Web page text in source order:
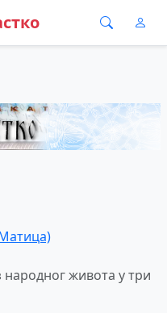
народног живота у три